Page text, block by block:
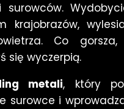
Co gorsza,
się wyczerpią.
metali, który
surowce i